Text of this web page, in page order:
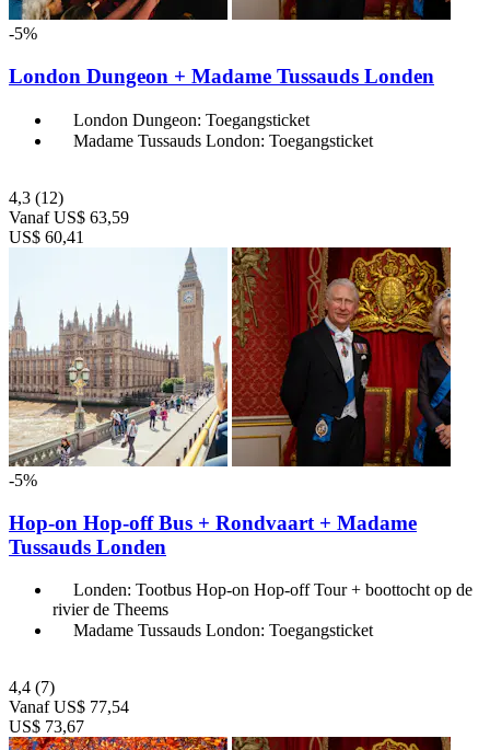
-5%
London Dungeon + Madame Tussauds Londen
London Dungeon: Toegangsticket
Madame Tussauds London: Toegangsticket
4,3 (12)
Vanaf US$ 63,59
US$ 60,41
-5%
Hop-on Hop-off Bus + Rondvaart + Madame
Tussauds Londen
Londen: Tootbus Hop-on Hop-off Tour + boottocht op de
rivier de Theems
Madame Tussauds London: Toegangsticket
4,4 (7)
Vanaf US$ 77,54
US$ 73,67